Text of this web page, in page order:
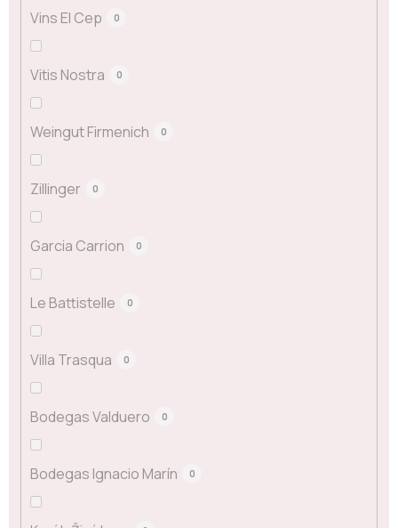
Vins El Cep 0
Vitis Nostra 0
Weingut Firmenich 0
Zillinger 0
Garcia Carrion 0
Le Battistelle 0
Villa Trasqua 0
Bodegas Valduero 0
Bodegas Ignacio Marín 0